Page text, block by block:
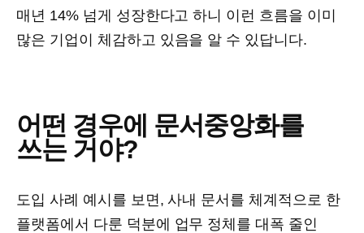
매년 14% 넘게 성장한다고 하니 이런 흐름을 이미
많은 기업이 체감하고 있음을 알 수 있답니다.
어떤 경우에 문서중앙화를
쓰는 거야?
도입 사례 예시를 보면, 사내 문서를 체계적으로 한
플랫폼에서 다룬 덕분에 업무 정체를 대폭 줄인